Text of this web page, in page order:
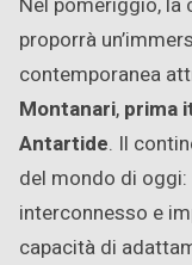
proporrà
contemporanea
Montanari, prima
Antartide. Il
del mondo di
interconnesso e
capacità di